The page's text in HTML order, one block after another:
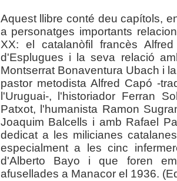
Aquest llibre conté deu capítols,
a personatges importants
XX: el catalanòfil francès
d'Esplugues i la seva relació
Montserrat Bonaventura Ubach i
pastor metodista Alfred Capó -
l'Uruguai-, l'historiador Ferran
Patxot, l'humanista Ramon
Joaquim Balcells i amb Rafael
dedicat a les milicianes
especialment a les cinc
d'Alberto Bayo i que foren
afusellades a Manacor el 1936.